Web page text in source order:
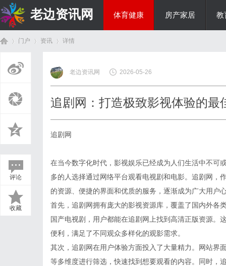
老边资讯网 体育健康 房产家居 教
门户 资讯
›
详情
评论
收藏
老边资讯网 2026-05-26
追剧网：打造极致影视体验的最
追剧网
在当今数字化时代，影视娱乐已经成为人们生活中不可
多的人选择通过网络平台观看电视剧和电影。追剧网，
的资源、便捷的界面和优质的服务，逐渐成为广大用户
首先，追剧网拥有庞大的影视资源库，覆盖了国内外各
国产电视剧，用户都能在追剧网上找到高清正版资源。
便利，满足了不同观众多样化的观影需求。
其次，追剧网在用户体验方面投入了大量精力。网站界
等多维度进行筛选，快速找到想要观看的内容。同时，